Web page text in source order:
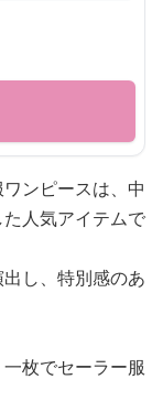
ンピースは、中
人気アイテムで
し、特別感のあ
枚でセーラー服